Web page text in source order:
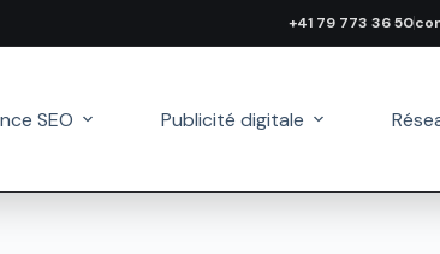
+41 79 773 36 50
SEO Publicité digitale